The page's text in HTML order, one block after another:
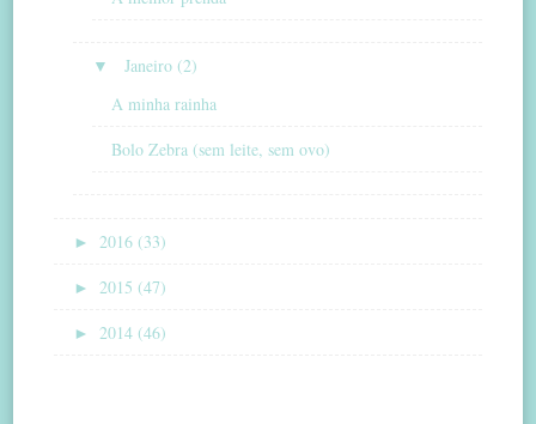
▼
Janeiro (2)
A minha rainha
Bolo Zebra (sem leite, sem ovo)
► 2016 (33)
► 2015 (47)
► 2014 (46)